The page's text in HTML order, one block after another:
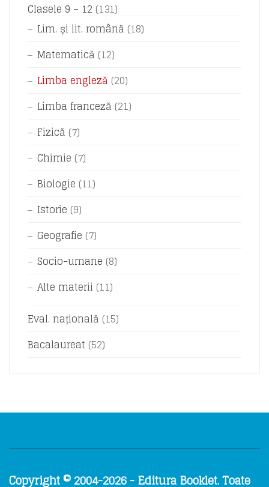
Clasele 9 – 12 (131)
Lim. și lit. română (18)
Matematică (12)
Limba engleză (20)
Limba franceză (21)
Fizică (7)
Chimie (7)
Biologie (11)
Istorie (9)
Geografie (7)
Socio-umane (8)
Alte materii (11)
Eval. națională (15)
Bacalaureat (52)
Copyright © 2004-2026 - Editura Booklet. Toate